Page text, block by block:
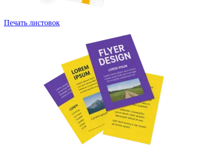
Печать листовок